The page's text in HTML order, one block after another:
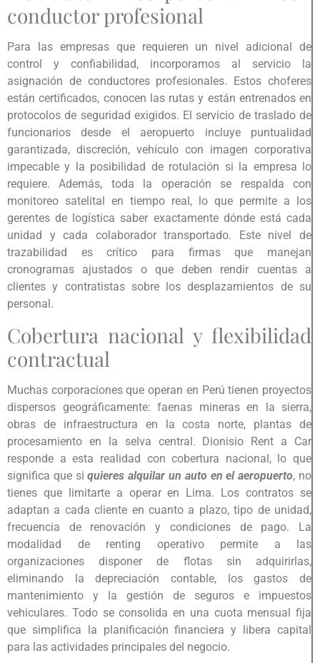
conductor profesional
Para las empresas que requieren un nivel adicional de
control y confiabilidad, incorporamos al servicio la
asignación de conductores profesionales. Estos choferes
están certificados, conocen las rutas y están entrenados en
protocolos de seguridad exigidos. El servicio de traslado de
funcionarios desde el aeropuerto incluye puntualidad
garantizada, discreción, vehículo con imagen corporativa
impecable y la posibilidad de rotulación si la empresa lo
requiere. Además, toda la operación se respalda con
monitoreo satelital en tiempo real, lo que permite a los
gerentes de logística saber exactamente dónde está cada
unidad y cada colaborador transportado. Este nivel de
trazabilidad es crítico para firmas que manejan
cronogramas ajustados o que deben rendir cuentas a
clientes y contratistas sobre los desplazamientos de su
personal.
Cobertura nacional y flexibilidad
contractual
Muchas corporaciones que operan en Perú tienen proyectos
dispersos geográficamente: faenas mineras en la sierra,
obras de infraestructura en la costa norte, plantas de
procesamiento en la selva central. Dionisio Rent a Car
responde a esta realidad con cobertura nacional, lo que
significa que siquieres alquilar un auto en el aeropuerto, no
tienes que limitarte a operar en Lima. Los contratos se
adaptan a cada cliente en cuanto a plazo, tipo de unidad,
frecuencia de renovación y condiciones de pago. La
modalidad de renting operativo permite a las
organizaciones disponer de flotas sin adquirirlas,
eliminando la depreciación contable, los gastos de
mantenimiento y la gestión de seguros e impuestos
vehiculares. Todo se consolida en una cuota mensual fija
que simplifica la planificación financiera y libera capital
para las actividades principales del negocio.